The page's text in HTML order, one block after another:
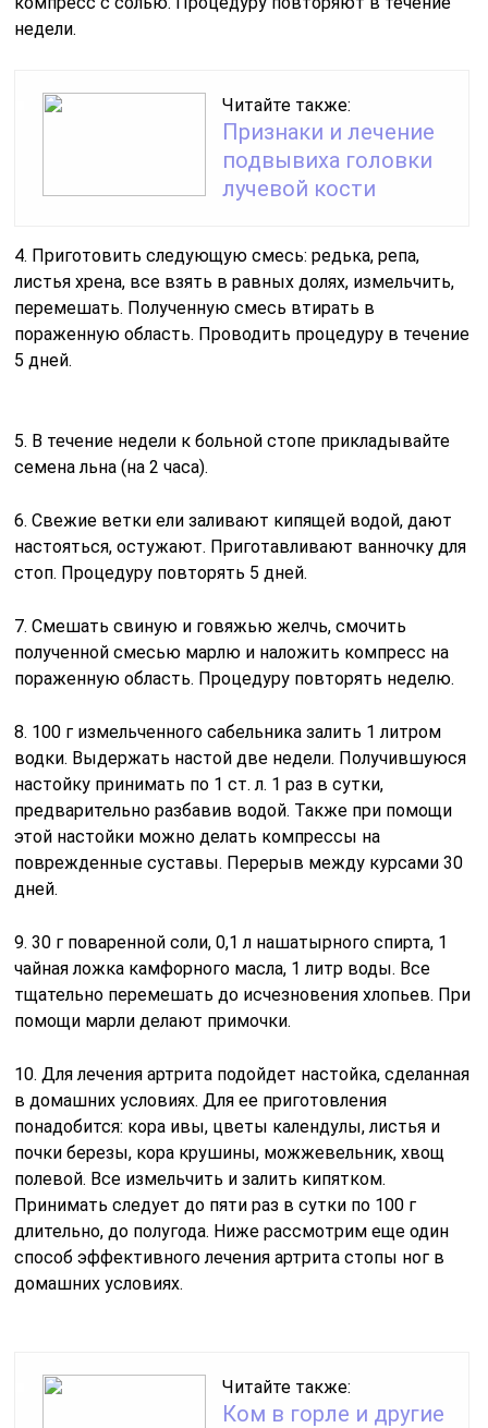
недели.
Читайте также:
Признаки и лечение
подвывиха головки
лучевой кости
4. Приготовить следующую смесь: редька, репа,
листья хрена, все взять в равных долях, измельчить,
перемешать. Полученную смесь втирать в
пораженную область. Проводить процедуру в течение
5 дней.
5. В течение недели к больной стопе прикладывайте
семена льна (на 2 часа).
6. Свежие ветки ели заливают кипящей водой, дают
настояться, остужают. Приготавливают ванночку для
стоп. Процедуру повторять 5 дней.
7. Смешать свиную и говяжью желчь, смочить
полученной смесью марлю и наложить компресс на
пораженную область. Процедуру повторять неделю.
8. 100 г измельченного сабельника залить 1 литром
водки. Выдержать настой две недели. Получившуюся
настойку принимать по 1 ст. л. 1 раз в сутки,
предварительно разбавив водой. Также при помощи
этой настойки можно делать компрессы на
поврежденные суставы. Перерыв между курсами 30
дней.
9. 30 г поваренной соли, 0,1 л нашатырного спирта, 1
чайная ложка камфорного масла, 1 литр воды. Все
тщательно перемешать до исчезновения хлопьев. При
помощи марли делают примочки.
10. Для лечения артрита подойдет настойка, сделанная
в домашних условиях. Для ее приготовления
понадобится: кора ивы, цветы календулы, листья и
почки березы, кора крушины, можжевельник, хвощ
полевой. Все измельчить и залить кипятком.
Принимать следует до пяти раз в сутки по 100 г
длительно, до полугода. Ниже рассмотрим еще один
способ эффективного лечения артрита стопы ног в
домашних условиях.
Читайте также:
Ком в горле и другие